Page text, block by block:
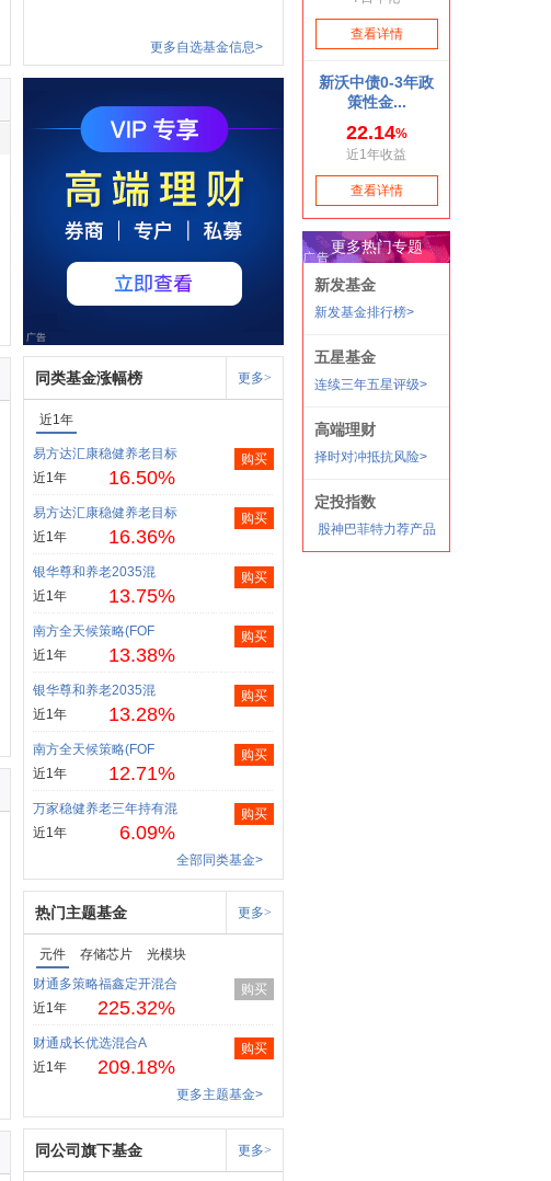
更多自选基金信息>
同类基金涨幅榜 更多>
近1年
易方达汇康稳健养老目标
近1年
16.50%
购买
易方达汇康稳健养老目标
近1年
16.36%
购买
银华尊和养老2035混
近1年
13.75%
购买
南方全天候策略(FOF
近1年
13.38%
购买
银华尊和养老2035混
近1年
13.28%
购买
南方全天候策略(FOF
近1年
12.71%
购买
万家稳健养老三年持有混
近1年
6.09%
购买
全部同类基金>
热门主题基金 更多>
元件 存储芯片
光模块
财通多策略福鑫定开混合
近1年
225.32%
购买
财通成长优选混合A
近1年
209.18%
购买
更多主题基金>
同公司旗下基金 更多>